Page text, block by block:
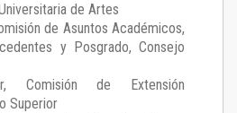
de Artes
de Asuntos Académicos,
y Posgrado, Consejo
, Comisión de Extensión
Superior